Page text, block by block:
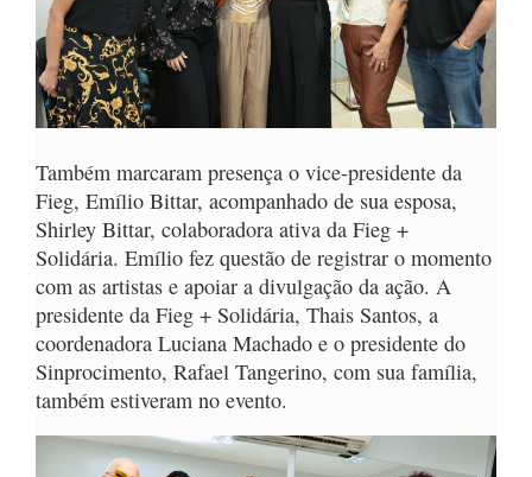
Também marcaram presença o vice-presidente da
Fieg, Emílio Bittar, acompanhado de sua esposa,
Shirley Bittar, colaboradora ativa da Fieg +
Solidária. Emílio fez questão de registrar o momento
com as artistas e apoiar a divulgação da ação. A
presidente da Fieg + Solidária, Thais Santos, a
coordenadora Luciana Machado e o presidente do
Sinprocimento, Rafael Tangerino, com sua família,
também estiveram no evento.